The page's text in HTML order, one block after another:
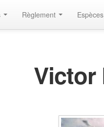
Règlement Espèces